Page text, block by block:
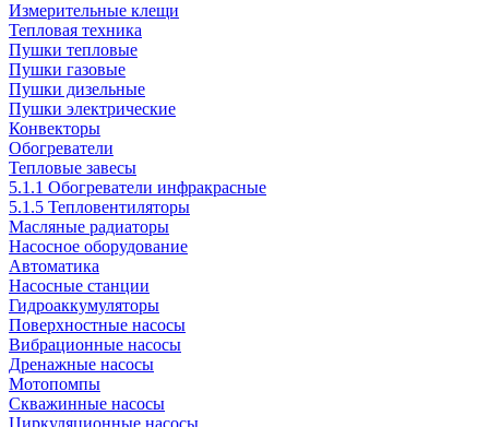
Измерительные клещи
Тепловая техника
Пушки тепловые
Пушки газовые
Пушки дизельные
Пушки электрические
Конвекторы
Обогреватели
Тепловые завесы
5.1.1 Обогреватели инфракрасные
5.1.5 Тепловентиляторы
Масляные радиаторы
Насосное оборудование
Автоматика
Насосные станции
Гидроаккумуляторы
Поверхностные насосы
Вибрационные насосы
Дренажные насосы
Мотопомпы
Скважинные насосы
Циркуляционные насосы